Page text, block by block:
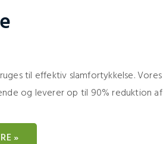
til effektiv slamfortykkelse.
og leverer op til 90% reduktion
»